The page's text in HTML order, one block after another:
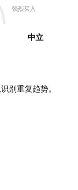
强烈买入
中立
别重复趋势。